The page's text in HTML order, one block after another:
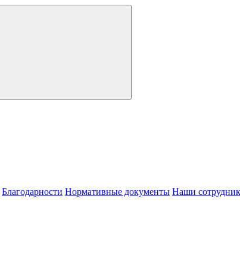
Благодарности Нормативные документы Наши